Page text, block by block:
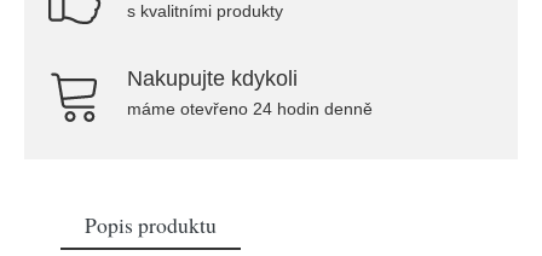
s kvalitními produkty
Nakupujte kdykoli
máme otevřeno 24 hodin denně
Popis produktu